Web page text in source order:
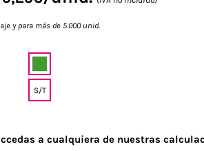
y para más de 5.000 unid.
S/T
a cualquiera de nuestras